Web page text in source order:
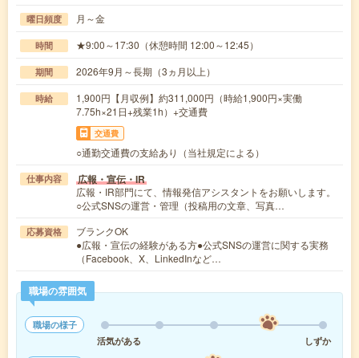
曜日頻度 月～金
時間 ★9:00～17:30（休憩時間 12:00～12:45）
期間 2026年9月～長期（3ヵ月以上）
時給
1,900円【月収例】約311,000円（時給1,900円×実働
7.75h×21日+残業1h）+交通費
交通費
○通勤交通費の支給あり（当社規定による）
仕事内容 広報・宣伝・IR
広報・IR部門にて、情報発信アシスタントをお願いします。
○公式SNSの運営・管理（投稿用の文章、写真…
応募資格
ブランクOK
●広報・宣伝の経験がある方●公式SNSの運営に関する実務
（Facebook、X、LinkedInなど…
職場の雰囲気
職場の様子
活気がある
しずか